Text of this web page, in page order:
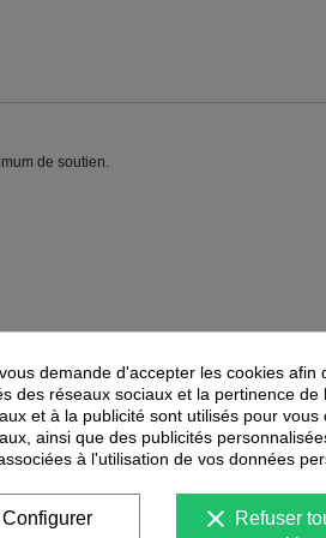
de soutien.
ÉGALEMENT
-25 %
demande d'accepter les cookies afin
des réseaux sociaux et la pertinence
et à la publicité sont utilisés pour
ainsi que des publicités
à l'utilisation de vos données
clear Refuser
Configurer